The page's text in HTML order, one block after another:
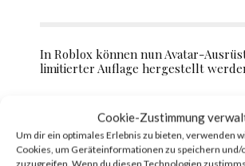
Cookie-Zustimmung
Um dir ein optimales Erlebnis zu bieten, verwenden
Cookies, um Geräteinformationen zu speichern und/
zuzugreifen. Wenn du diesen Technologien
In Roblox können nun Avatar-
limitierter Auflage hergestellt
Meta testet geldbringende Tools für
Worlds